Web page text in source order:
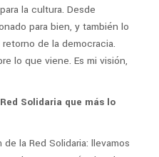
la cultura. Desde
para bien, y también lo
de la democracia.
lo que viene. Es mi visión,
Solidaria que más lo
la Red Solidaria: llevamos